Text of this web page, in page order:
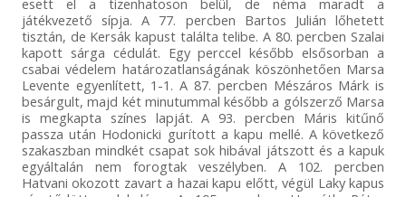
játékvezető sípja. A 77. percben Bartos Julián lőhetett
tisztán, de Kersák kapust találta telibe. A 80. percben Szalai
kapott sárga cédulát. Egy perccel később elsősorban a
csabai védelem határozatlanságának köszönhetően Marsa
Levente egyenlített, 1-1. A 87. percben Mészáros Márk is
besárgult, majd két minutummal később a gólszerző Marsa
is megkapta színes lapját. A 93. percben Máris kitűnő
passza után Hodonicki gurított a kapu mellé. A következő
szakaszban mindkét csapat sok hibával játszott és a kapuk
egyáltalán nem forogtak veszélyben. A 102. percben
Hatvani okozott zavart a hazai kapu előtt, végül Laky kapus